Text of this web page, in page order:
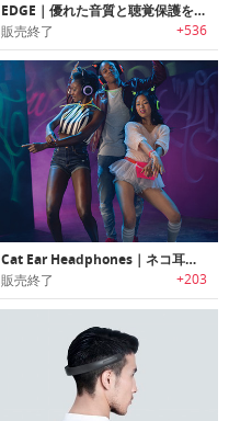
EDGE｜優れた音質と聴覚保護を提供するAI搭載スマートヘッドホン「エッジ」
販売終了 +536
Cat Ear Headphones｜ネコ耳デザインワイヤレスヘッドフォン
販売終了 +203